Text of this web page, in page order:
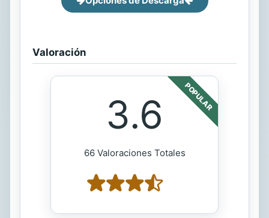
Valoración
POPULAR
3.6
66 Valoraciones Totales